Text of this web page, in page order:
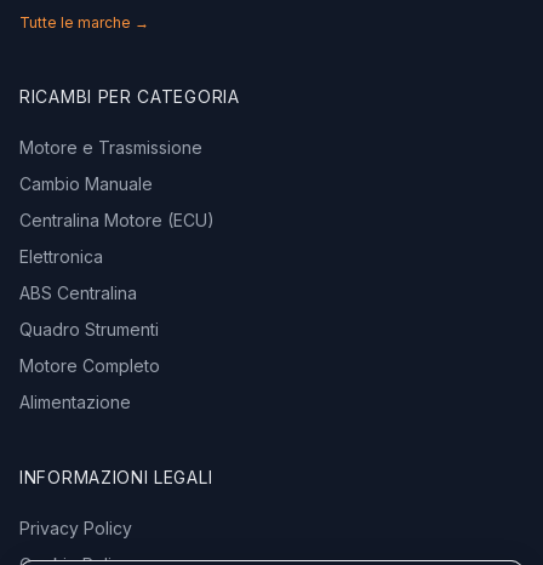
Tutte le marche →
RICAMBI PER CATEGORIA
Motore e Trasmissione
Cambio Manuale
Centralina Motore (ECU)
Elettronica
ABS Centralina
Quadro Strumenti
Motore Completo
Alimentazione
INFORMAZIONI LEGALI
Privacy Policy